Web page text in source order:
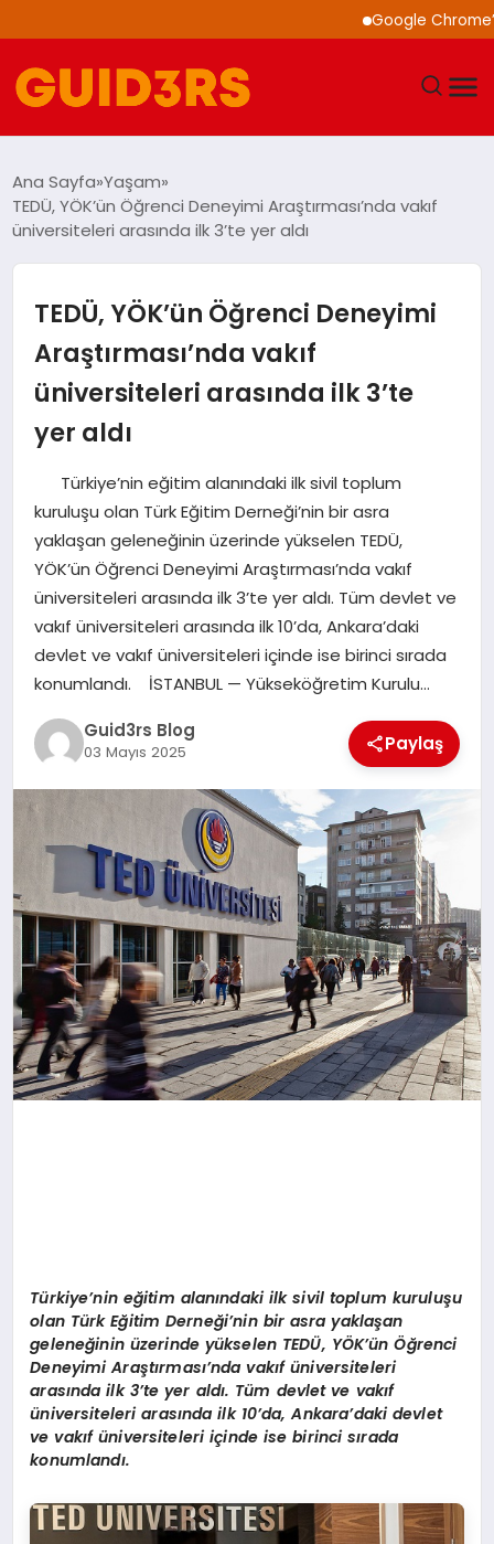
Google Chrome’a
YAŞAM
SAĞLIK
EKONOMI
MAGAZIN
EĞITIM
Ana Sayfa Yaşam
TEDÜ, YÖK’ün Öğrenci Deneyimi Araştırması’nda vakıf
üniversiteleri arasında ilk 3’te yer aldı
TEDÜ, YÖK’ün Öğrenci Deneyimi
Araştırması’nda vakıf
üniversiteleri arasında ilk 3’te
yer aldı
Türkiye’nin eğitim alanındaki ilk sivil toplum
kuruluşu olan Türk Eğitim Derneği’nin bir asra
yaklaşan geleneğinin üzerinde yükselen TEDÜ,
YÖK’ün Öğrenci Deneyimi Araştırması’nda vakıf
üniversiteleri arasında ilk 3’te yer aldı. Tüm devlet ve
vakıf üniversiteleri arasında ilk 10’da, Ankara’daki
devlet ve vakıf üniversiteleri içinde ise birinci sırada
konumlandı. İSTANBUL — Yükseköğretim Kurulu…
Guid3rs Blog
03 Mayıs 2025 Paylaş
Türkiye’nin eğitim alanındaki ilk sivil toplum kuruluşu
olan Türk Eğitim Derneği’nin bir asra yaklaşan
geleneğinin üzerinde yükselen TEDÜ, YÖK’ün Öğrenci
Deneyimi Araştırması’nda vakıf üniversiteleri
arasında ilk 3’te yer aldı. Tüm devlet ve vakıf
üniversiteleri arasında ilk 10’da, Ankara’daki devlet
ve vakıf üniversiteleri içinde ise birinci sırada
konumlandı.